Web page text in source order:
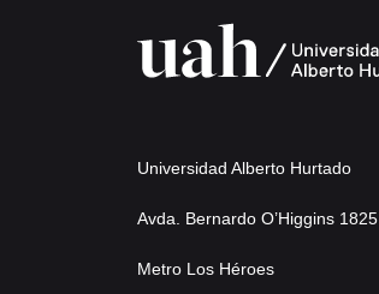
Universidad Alberto Hurtado
Avda. Bernardo O’Higgins 1825
Metro Los Héroes